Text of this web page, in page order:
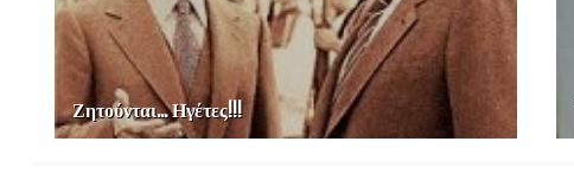
Ζητούνται... Ηγέτες!!!